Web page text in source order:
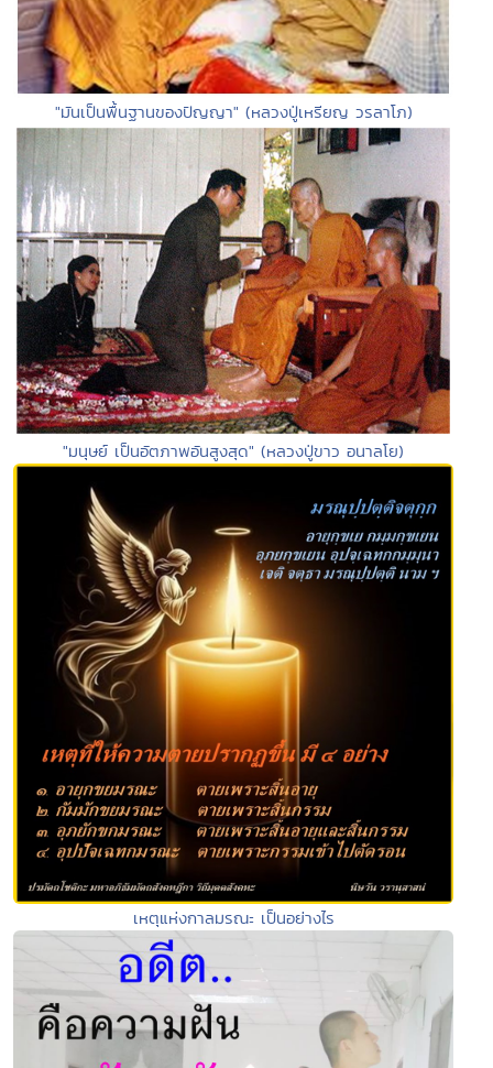
"มันเป็นพื้นฐานของปัญญา" (หลวงปู่เหรียญ วรลาโภ)
"มนุษย์ เป็นอัตภาพอันสูงสุด" (หลวงปู่ขาว อนาลโย)
เหตุแห่งกาลมรณะ เป็นอย่างไร